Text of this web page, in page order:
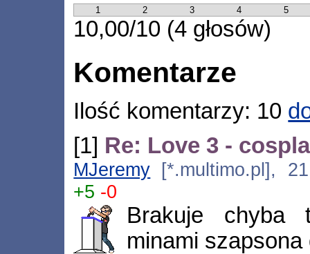
1 2 3 4 5
10,00/10 (4 głosów)
Komentarze
Ilość komentarzy: 10
[1] Re: Love 3 -
MJeremy [*.multimo.pl],
+5 -0
Brakuje chyba
minami